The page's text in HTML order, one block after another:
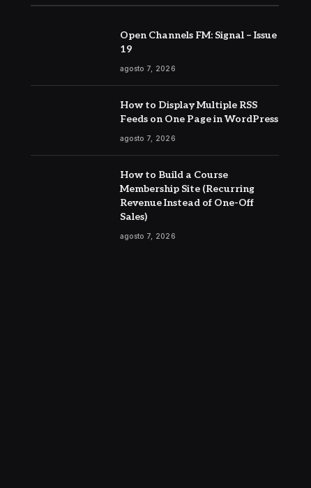
Open Channels FM: Signal – Issue
19
agosto 7, 2026
How to Display Multiple RSS
Feeds on One Page in WordPress
agosto 7, 2026
How to Build a Course
Membership Site (Recurring
Revenue Instead of One-Off
Sales)
agosto 7, 2026